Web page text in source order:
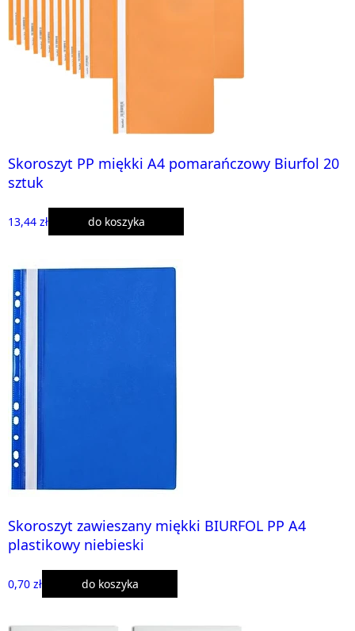
Skoroszyt PP miękki A4 pomarańczowy Biurfol 20
sztuk
13,44 zł do koszyka
Skoroszyt zawieszany miękki BIURFOL PP A4
plastikowy niebieski
0,70 zł do koszyka